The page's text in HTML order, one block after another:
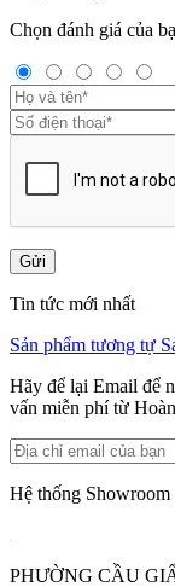
Chọn đánh giá của
Gửi
Tin tức mới nhất
Sản phẩm tương tự
Hãy để lại Email để
vấn miễn phí từ
Hệ thống Showroom
PHƯỜNG CẦU